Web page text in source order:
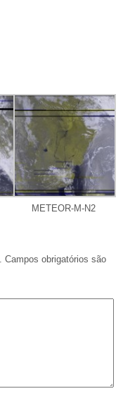
METEOR-M-N2
Campos obrigatórios são